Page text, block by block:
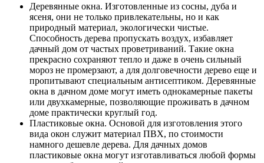
Деревянные окна. Изготовленные из сосны, дуба и
ясеня, они не только привлекательны, но и как
природный материал, экологически чистые.
Способность дерева пропускать воздух, избавляет
дачный дом от частых проветриваний. Такие окна
прекрасно сохраняют тепло и даже в очень сильный
мороз не промерзают, а для долговечности дерево еще и
пропитывают специальным антисептиком. Деревянные
окна в дачном доме могут иметь однокамерные пакеты
или двухкамерные, позволяющие проживать в дачном
доме практически круглый год.
Пластиковые окна. Основой для изготовления этого
вида окон служит материал ПВХ, по стоимости
намного дешевле дерева. Для дачных домов
пластиковые окна могут изготавливаться любой формы